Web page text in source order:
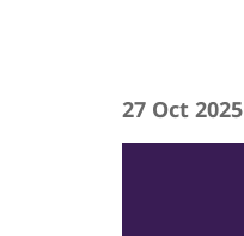
27 Oct 2025